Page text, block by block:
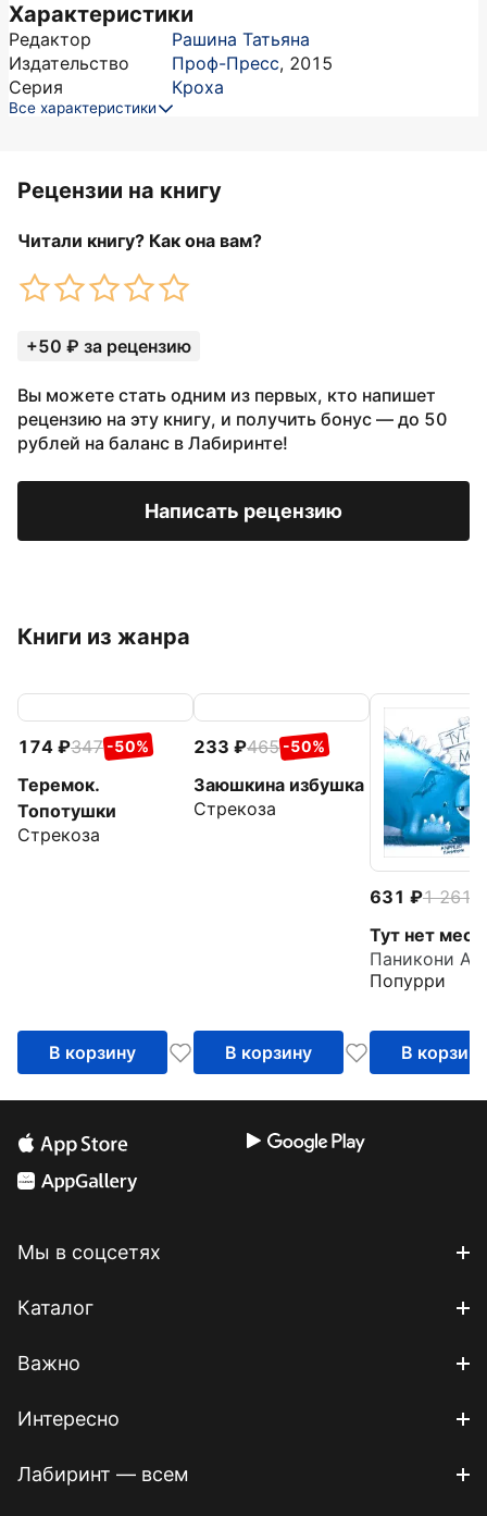
Характеристики
Редактор
Рашина Татьяна
Издательство
Проф-Пресс, 2015
Серия
Кроха
Все характеристики
Рецензии на книгу
Читали книгу? Как она вам?
+50 ₽ за рецензию
Вы можете стать одним из первых, кто напишет
рецензию на эту книгу, и получить бонус — до 50
рублей на баланс в Лабиринте!
Написать рецензию
Книги из жанра
174 347 -50%
Теремок.
Топотушки
Стрекоза
В корзину
233 465 -50%
Заюшкина избушка
Стрекоза
В корзину
631 1 261
Тут нет
Паникони
Попурри
В корзину
Мы в соцсетях
Каталог
Важно
Интересно
Лабиринт — всем